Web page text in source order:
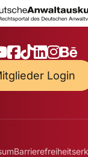
Login